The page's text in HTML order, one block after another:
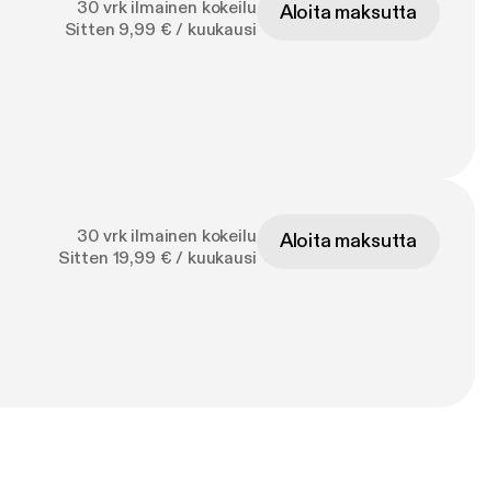
30 vrk ilmainen kokeilu
Sitten 9,99 € / kuukausi
Aloita maksutta
30 vrk ilmainen kokeilu
Sitten 19,99 € / kuukausi
Aloita maksutta